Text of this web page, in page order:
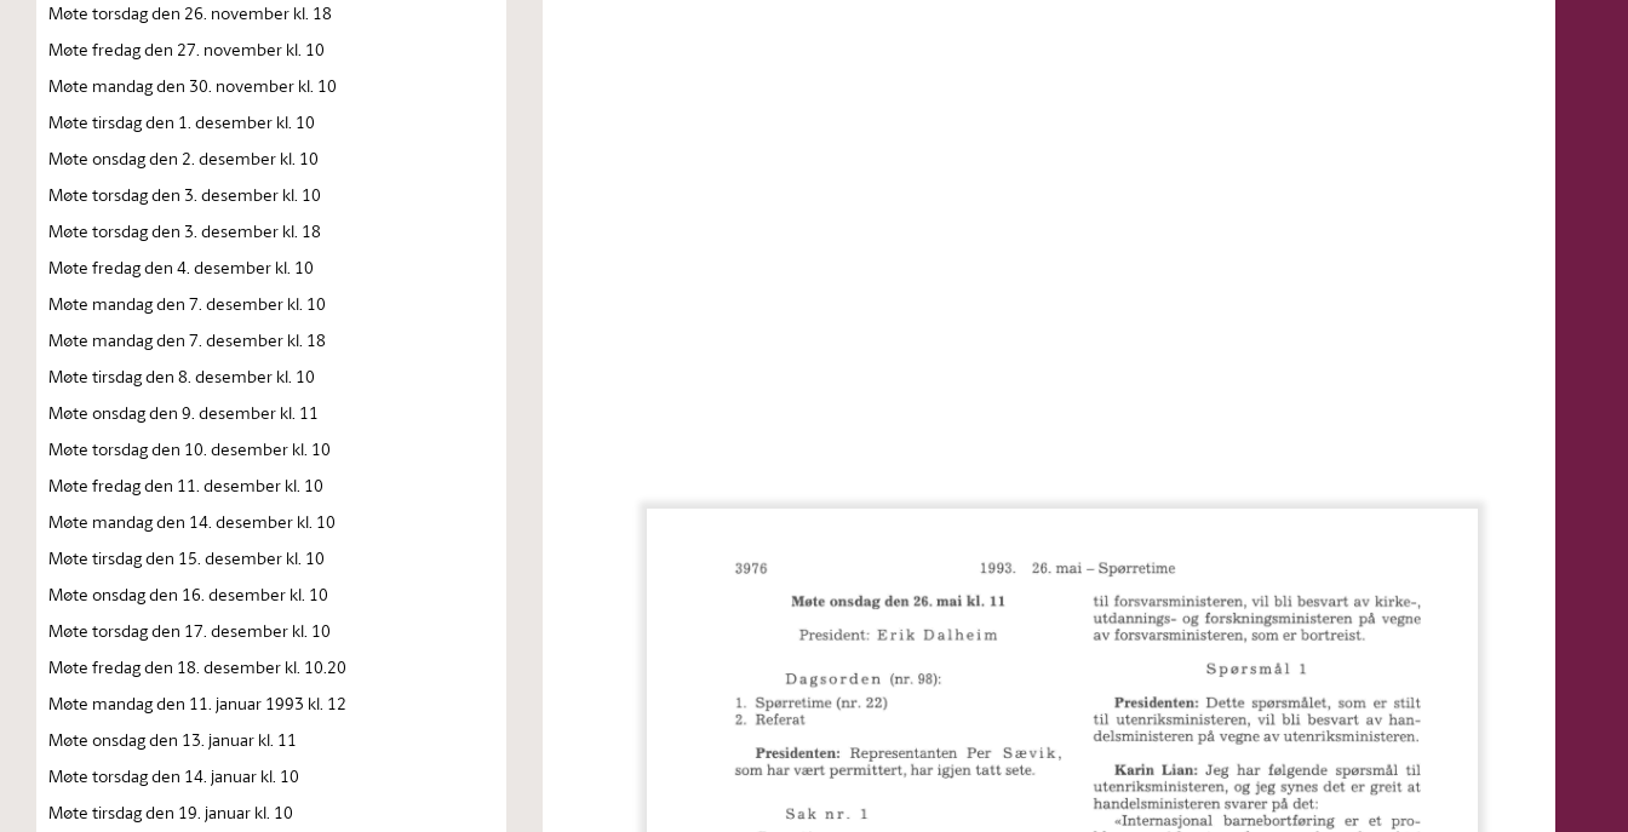
Møte torsdag den 26. november kl. 18
Møte fredag den 27. november kl. 10
Møte mandag den 30. november kl. 10
Møte tirsdag den 1. desember kl. 10
Møte onsdag den 2. desember kl. 10
Møte torsdag den 3. desember kl. 10
Møte torsdag den 3. desember kl. 18
Møte fredag den 4. desember kl. 10
Møte mandag den 7. desember kl. 10
Møte mandag den 7. desember kl. 18
Møte tirsdag den 8. desember kl. 10
Møte onsdag den 9. desember kl. 11
Møte torsdag den 10. desember kl. 10
Møte fredag den 11. desember kl. 10
Møte mandag den 14. desember kl. 10
Møte tirsdag den 15. desember kl. 10
Møte onsdag den 16. desember kl. 10
Møte torsdag den 17. desember kl. 10
Møte fredag den 18. desember kl. 10.20
Møte mandag den 11. januar 1993 kl. 12
Møte onsdag den 13. januar kl. 11
Møte torsdag den 14. januar kl. 10
Møte tirsdag den 19. januar kl. 10